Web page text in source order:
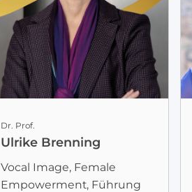
Dr. Prof.
Ulrike Brenning
Vocal Image, Female
Empowerment, Führung